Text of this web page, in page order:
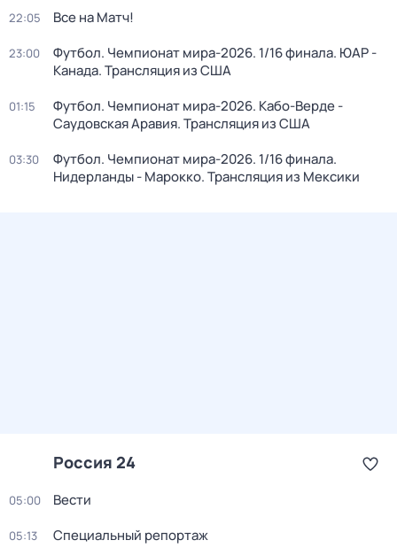
22:05 Все на Матч!
23:00
Футбол. Чемпионат мира-2026. 1/16 финала. ЮАР -
Канада. Трансляция из США
01:15
Футбол. Чемпионат мира-2026. Кабо-Верде -
Саудовская Аравия. Трансляция из США
03:30
Футбол. Чемпионат мира-2026. 1/16 финала.
Нидерланды - Марокко. Трансляция из Мексики
Россия 24
05:00 Вести
05:13 Специальный репортаж